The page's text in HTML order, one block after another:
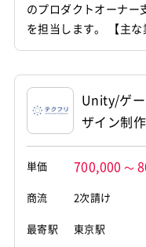
のプロダクトオーナー
を担当します。 【主
ロダクトオーナー支援
者となるメンバーの伴
リング）
Unity/ゲ
ザイン制作
単価 700,000 ～
商流
2次請け
最寄駅 東京駅